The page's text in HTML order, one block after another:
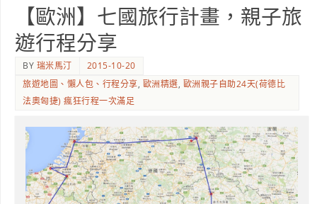
【歐洲】七國旅行計畫，親子旅
遊行程分享
BY 瑞米馬汀
2015-10-20
旅遊地圖、懶人包、行程分享, 歐洲精選, 歐洲親子自助24天(荷德比
法奧匈捷) 瘋狂行程一次滿足